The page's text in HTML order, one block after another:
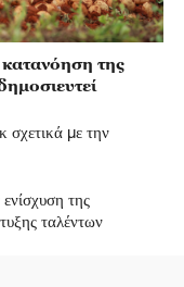
της
σχετικά με την
της
ταλέντων